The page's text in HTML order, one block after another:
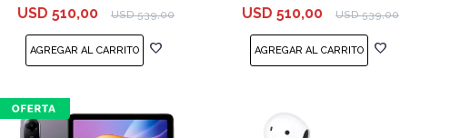
USD 510,00 USD 539,00 USD 510,00 USD 539,00